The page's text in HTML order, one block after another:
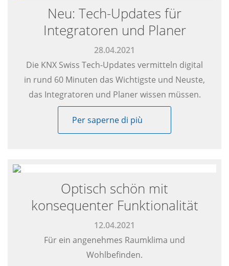
Neu: Tech-Updates für
Integratoren und Planer
28.04.2021
Die KNX Swiss Tech-Updates vermitteln digital
in rund 60 Minuten das Wichtigste und Neuste,
das Integratoren und Planer wissen müssen.
Per saperne di più
Optisch schön mit
konsequenter Funktionalität
12.04.2021
Für ein angenehmes Raumklima und
Wohlbefinden.